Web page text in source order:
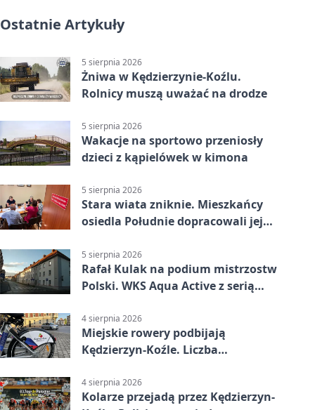
Ostatnie Artykuły
5 sierpnia 2026
Żniwa w Kędzierzynie-Koźlu.
Rolnicy muszą uważać na drodze
5 sierpnia 2026
Wakacje na sportowo przeniosły
dzieci z kąpielówek w kimona
5 sierpnia 2026
Stara wiata zniknie. Mieszkańcy
osiedla Południe dopracowali jej
5 sierpnia 2026
Rafał Kulak na podium mistrzostw
Polski. WKS Aqua Active z serią
4 sierpnia 2026
Miejskie rowery podbijają
Kędzierzyn-Koźle. Liczba
4 sierpnia 2026
Kolarze przejadą przez Kędzierzyn-